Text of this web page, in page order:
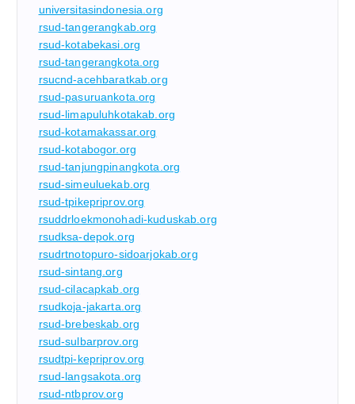
universitasindonesia.org
rsud-tangerangkab.org
rsud-kotabekasi.org
rsud-tangerangkota.org
rsucnd-acehbaratkab.org
rsud-pasuruankota.org
rsud-limapuluhkotakab.org
rsud-kotamakassar.org
rsud-kotabogor.org
rsud-tanjungpinangkota.org
rsud-simeuluekab.org
rsud-tpikepriprov.org
rsuddrloekmonohadi-kuduskab.org
rsudksa-depok.org
rsudrtnotopuro-sidoarjokab.org
rsud-sintang.org
rsud-cilacapkab.org
rsudkoja-jakarta.org
rsud-brebeskab.org
rsud-sulbarprov.org
rsudtpi-kepriprov.org
rsud-langsakota.org
rsud-ntbprov.org